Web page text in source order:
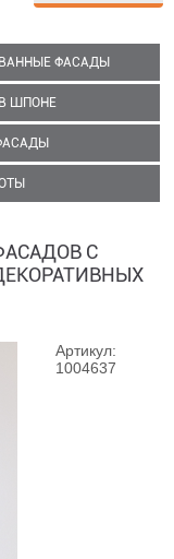
ФАСАДЫ
ШПОНЕ
С
Артикул:
1004637